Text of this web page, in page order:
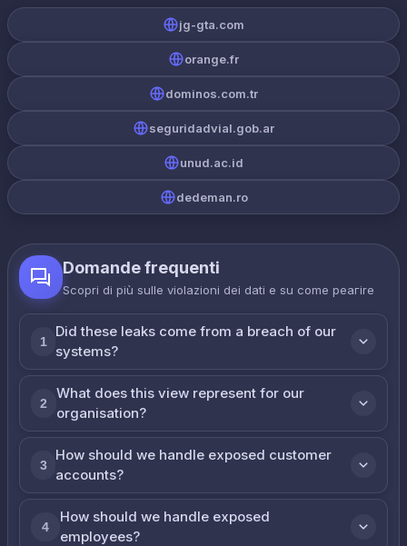
jg-gta.com
orange.fr
dominos.com.tr
seguridadvial.gob.ar
unud.ac.id
dedeman.ro
Domande frequenti
Scopri di più sulle violazioni dei dati e su come реагire
1
Did these leaks come from a breach of our
systems?
2
What does this view represent for our
organisation?
3
How should we handle exposed customer
accounts?
4
How should we handle exposed
employees?